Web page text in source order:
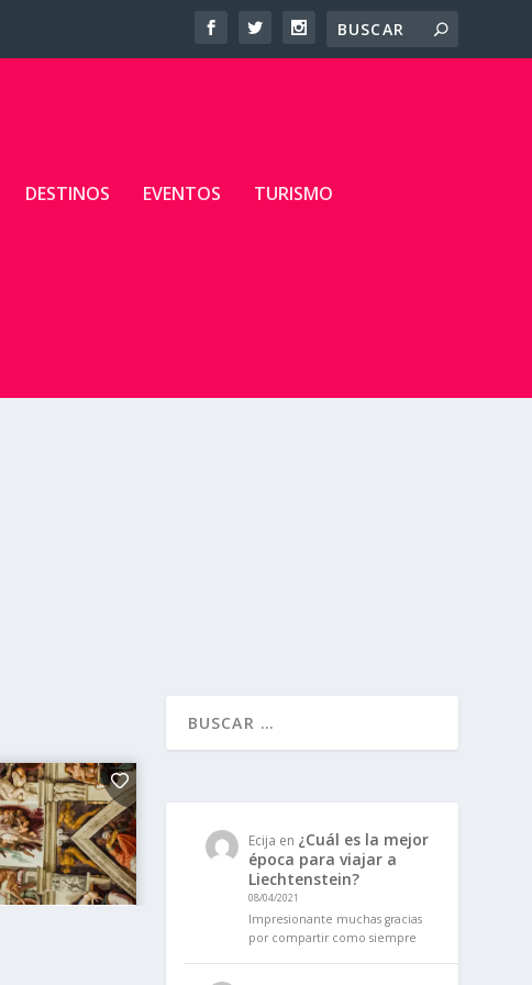
DESTINOS EVENTOS TURISMO
Ecija en ¿Cuál es la mejor
época para viajar a
Liechtenstein?
08/04/2021
Impresionante muchas gracias
por compartir como siempre